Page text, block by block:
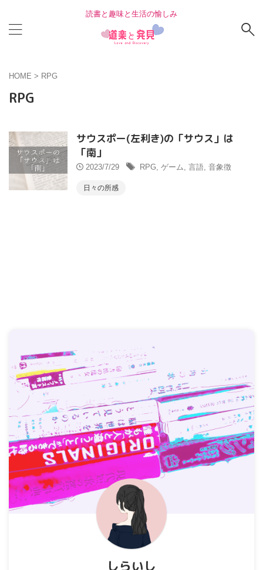
読書と趣味と生活の愉しみ
HOME > RPG
RPG
サウスポー(左利き)の「サウス」は
「南」
2023/7/29 RPG, ゲーム, 言語, 音象徴
日々の所感
しらいし